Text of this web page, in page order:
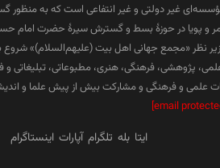
مؤسسه‌ای غیر دولتی و غیر انتفاعی است که به
و پویا در حوزۀ بسط و گسترش سیرۀ حضرت امام
زیر نظر «مجمع جهانی اهل بیت (علیهم‌السلام)» شروع
علمی، پژوهشی، فرهنگی، هنری، مطبوعاتی، تبلیغاتی
و فرهنگی و مشارکت بیش از پیش علما و
ایتا بله تلگرام آپارات اینستاگرام